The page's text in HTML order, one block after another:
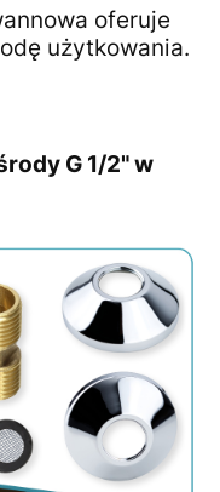
oferuje
użytkowania.
G 1/2" w